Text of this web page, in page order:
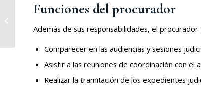
Funciones del procurador
Además de sus responsabilidades, el
Comparecer en las audiencias y sesiones
Asistir a las reuniones de coordinación con
Realizar la tramitación de los expedientes
Fortalecer la defensa
jurídica de tu empresa